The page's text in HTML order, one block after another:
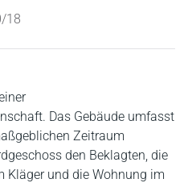
18
Das Gebäude umfasst
Zeitraum
den Beklagten, die
Kläger und die Wohnung im